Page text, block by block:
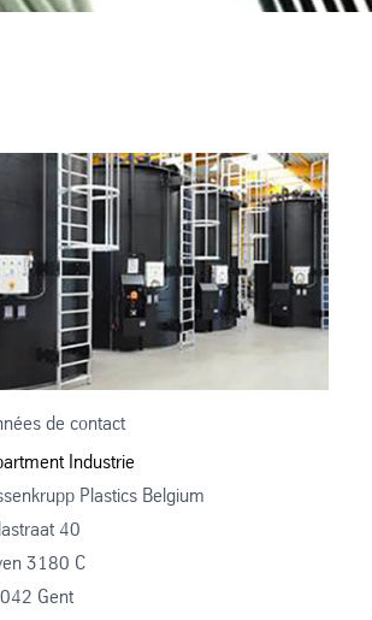
de contact
Industrie
Plastics Belgium
40
3180 C
Gent